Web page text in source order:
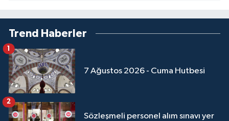
Trend Haberler
7 Ağustos 2026 - Cuma Hutbesi
1
Sözleşmeli personel alım sınavı yer
2